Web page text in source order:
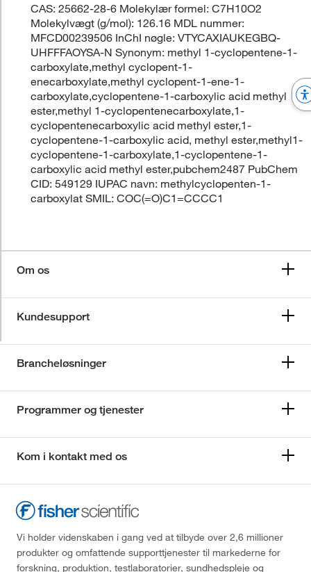
CAS: 25662-28-6 Molekylær formel: C7H10O2
Molekylvægt (g/mol): 126.16 MDL nummer:
MFCD00239506 InChI nøgle: VTYCAXIAUKEGBQ-
UHFFFAOYSA-N Synonym: methyl 1-cyclopentene-1-
carboxylate,methyl cyclopent-1-
enecarboxylate,methyl cyclopent-1-ene-1-
carboxylate,cyclopentene-1-carboxylic acid methyl
ester,methyl 1-cyclopentenecarboxylate,1-
cyclopentenecarboxylic acid methyl ester,1-
cyclopentene-1-carboxylic acid, methyl ester,methyl1-
cyclopentene-1-carboxylate,1-cyclopentene-1-
carboxylic acid methyl ester,pubchem2487 PubChem
CID: 549129 IUPAC navn: methylcyclopenten-1-
carboxylat SMIL: COC(=O)C1=CCCC1
Om os
Kundesupport
Brancheløsninger
Programmer og tjenester
Kom i kontakt med os
Vi holder videnskaben i gang ved at tilbyde over 2,6 millioner
produkter og omfattende supporttjenester til markederne for
forskning, produktion, testlaboratorier, sundhedspleje og